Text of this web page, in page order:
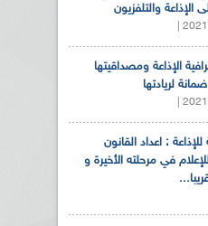
الإذاعة والتلفزيون
الإذاعة ومصداقيتها
لريادتها
للإذاعة : اعداد القانون
في مرحلته الأخيرة و